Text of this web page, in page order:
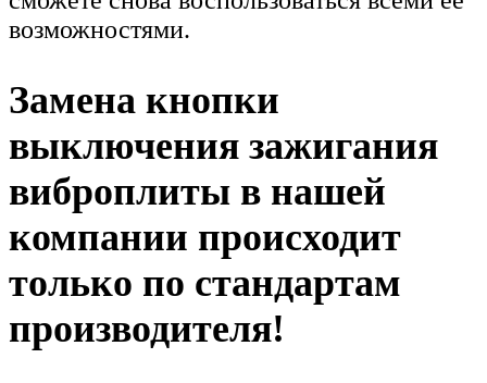
возможностями.
Замена кнопки
выключения зажигания
виброплиты в нашей
компании происходит
только по стандартам
производителя!